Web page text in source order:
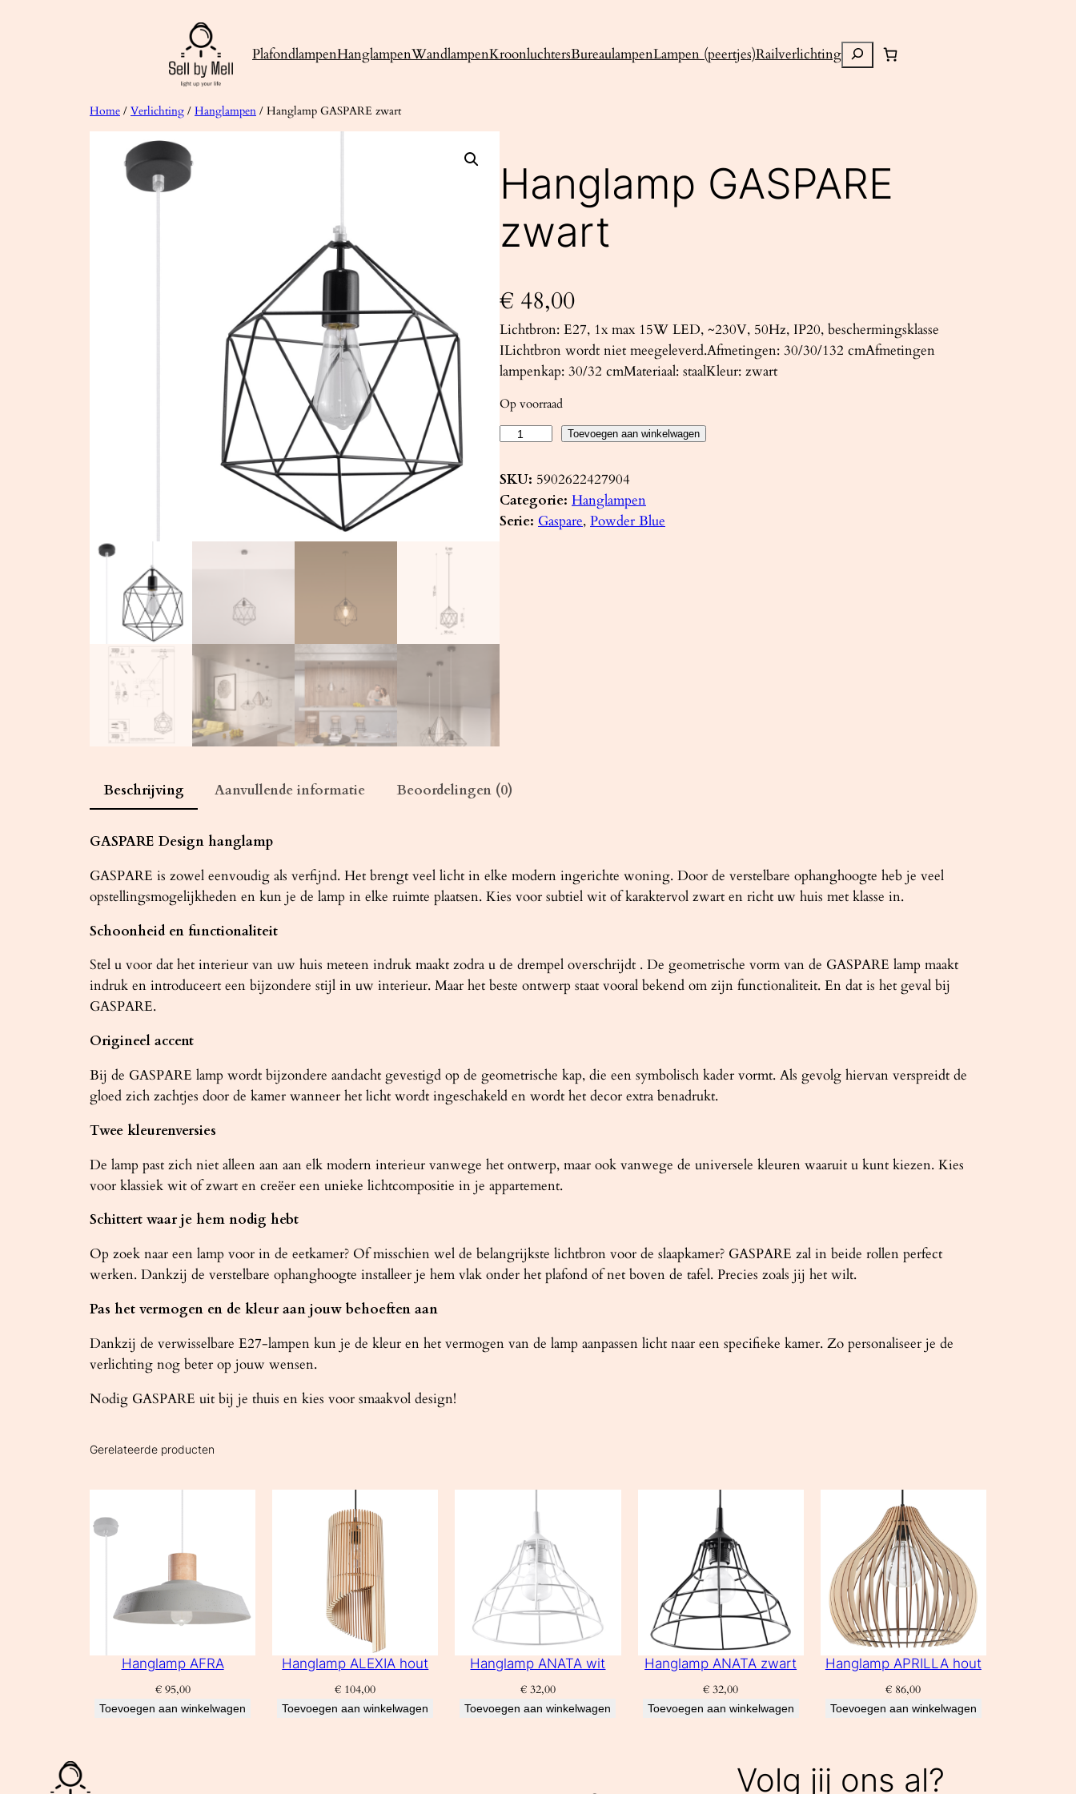
PlafondlampenHanglampenWandlampenKroonluchtersBureaulampenLampen (peertjes)RailverlichtingZoeken
Home / Verlichting / Hanglampen / Hanglamp GASPARE zwart
Hanglamp GASPARE
zwart
€ 48,00
Lichtbron: E27, 1x max 15W LED, ~230V, 50Hz, IP20, beschermingsklasse
ILichtbron wordt niet meegeleverd.Afmetingen: 30/30/132 cmAfmetingen
lampenkap: 30/32 cmMateriaal: staalKleur: zwart
Op voorraad
n
g
l
S
z
a
a
n
Toevoegen aan winkelwagen
SKU: 5902622427904
Categorie: Hanglampen
Serie: Gaspare, Powder Blue
Beschrijving Aanvullende informatie Beoordelingen (0)
GASPARE Design hanglamp
GASPARE is zowel eenvoudig als verfijnd. Het brengt veel licht in elke modern ingerichte woning. Door de verstelbare ophanghoogte heb je veel
opstellingsmogelijkheden en kun je de lamp in elke ruimte plaatsen. Kies voor subtiel wit of karaktervol zwart en richt uw huis met klasse in.
Schoonheid en functionaliteit
Stel u voor dat het interieur van uw huis meteen indruk maakt zodra u de drempel overschrijdt . De geometrische vorm van de GASPARE lamp maakt
indruk en introduceert een bijzondere stijl in uw interieur. Maar het beste ontwerp staat vooral bekend om zijn functionaliteit. En dat is het geval bij
GASPARE.
Origineel accent
Bij de GASPARE lamp wordt bijzondere aandacht gevestigd op de geometrische kap, die een symbolisch kader vormt. Als gevolg hiervan verspreidt de
gloed zich zachtjes door de kamer wanneer het licht wordt ingeschakeld en wordt het decor extra benadrukt.
Twee kleurenversies
De lamp past zich niet alleen aan aan elk modern interieur vanwege het ontwerp, maar ook vanwege de universele kleuren waaruit u kunt kiezen. Kies
voor klassiek wit of zwart en creëer een unieke lichtcompositie in je appartement.
Schittert waar je hem nodig hebt
Op zoek naar een lamp voor in de eetkamer? Of misschien wel de belangrijkste lichtbron voor de slaapkamer? GASPARE zal in beide rollen perfect
werken. Dankzij de verstelbare ophanghoogte installeer je hem vlak onder het plafond of net boven de tafel. Precies zoals jij het wilt.
Pas het vermogen en de kleur aan jouw behoeften aan
Dankzij de verwisselbare E27-lampen kun je de kleur en het vermogen van de lamp aanpassen licht naar een specifieke kamer. Zo personaliseer je de
verlichting nog beter op jouw wensen.
Nodig GASPARE uit bij je thuis en kies voor smaakvol design!
Gerelateerde producten
Hanglamp AFRA
€95,00
Toevoegen aan winkelwagen
Hanglamp ALEXIA hout
€ 104,00
Toevoegen aan winkelwagen
Hanglamp ANATA wit
€32,00
Toevoegen aan winkelwagen
Hanglamp ANATA zwart
€ 32,00
Toevoegen aan winkelwagen
Hanglamp APRILLA hout
€ 86,00
Toevoegen aan winkelwagen
Volg jij ons al?